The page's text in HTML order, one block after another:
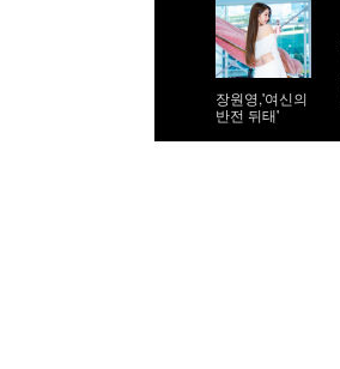
장원영,'여신의
반전 뒤태'